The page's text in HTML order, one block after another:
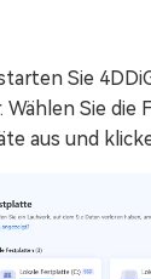
Sie
Wählen Sie die
aus und